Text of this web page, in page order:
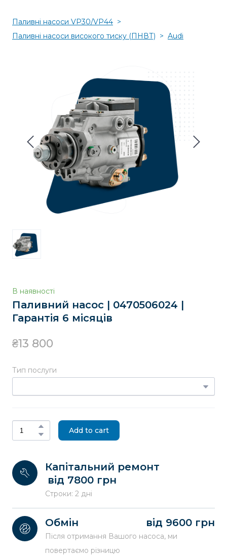
Паливні насоси VP30/VP44
Паливні насоси високого тиску (ПНВТ)
Audi
В наявності
Паливний насос | 0470506024 |
Гарантія 6 місяців
₴13 800
Тип послуги
Add to cart
Капітальний ремонт
від 7800 грн
Строки: 2 дні
Обмін від 9600 грн
Після отримання Вашого насоса, ми
повертаємо різницю